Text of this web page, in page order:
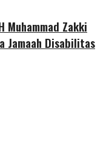
Muhammad Zakki
Jamaah Disabilitas